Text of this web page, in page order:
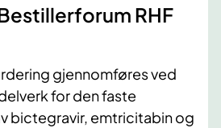
RHF
gjennomføres ved
for den faste
bictegravir, emtricitabin og